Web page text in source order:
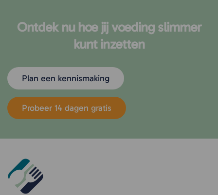
Ontdek nu hoe jij voeding slimmer
kunt inzetten
Plan een kennismaking
Probeer 14 dagen gratis